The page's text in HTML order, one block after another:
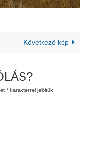
Következő kép
* karakterrel jelöltük